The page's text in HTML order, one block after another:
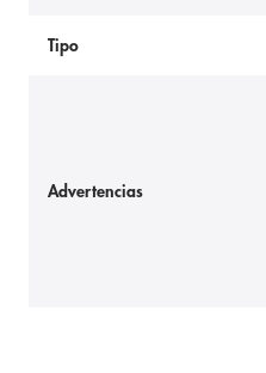
Tipo
Advertencias